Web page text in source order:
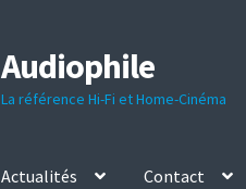
Aller
à
la
Aller
au
contenu
Audiophile
La référence Hi-Fi et Home-Cinéma
Actualités Contact